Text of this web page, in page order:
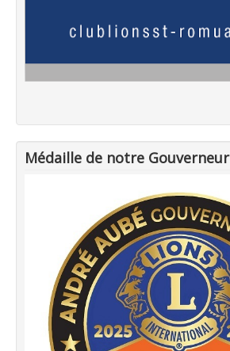
Médaille de notre Gouverneur